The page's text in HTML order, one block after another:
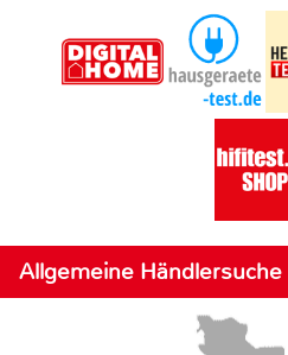
Allgemeine Händlersuche